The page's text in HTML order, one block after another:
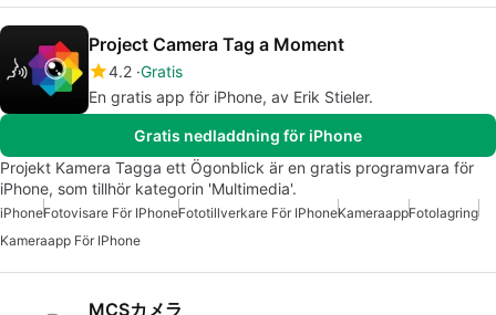
Project Camera Tag a Moment
4.2 Gratis
En gratis app för iPhone, av Erik Stieler.
Gratis nedladdning för iPhone
Projekt Kamera Tagga ett Ögonblick är en gratis programvara för
iPhone, som tillhör kategorin 'Multimedia'.
iPhoneFotovisare För IPhoneFototillverkare För IPhoneKameraappFotolagring
Kameraapp För IPhone
MCSカメラ